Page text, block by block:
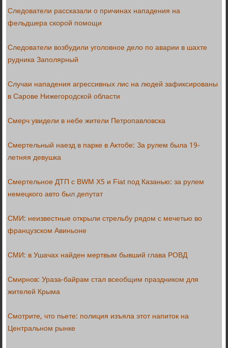
Следователи рассказали о причинах нападения на
фельдшера скорой помощи
Следователи возбудили уголовное дело по аварии в шахте
рудника Заполярный
Случаи нападения агрессивных лис на людей зафиксированы
в Сарове Нижегородской области
Смерч увидели в небе жители Петропавловска
Смертельный наезд в парке в Актобе: За рулем была 19-
летняя девушка
Смертельное ДТП с BWM X5 и Fiat под Казанью: за рулем
немецкого авто был депутат
СМИ: неизвестные открыли стрельбу рядом с мечетью во
французском Авиньоне
СМИ: в Ушачах найден мертвым бывший глава РОВД
Смирнов: Ураза-байрам стал всеобщим праздником для
жителей Крыма
Смотрите, что пьете: полиция изъяла этот напиток на
Центральном рынке